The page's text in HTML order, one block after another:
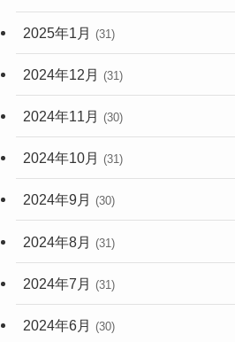
2025年1月 (31)
2024年12月 (31)
2024年11月 (30)
2024年10月 (31)
2024年9月 (30)
2024年8月 (31)
2024年7月 (31)
2024年6月 (30)